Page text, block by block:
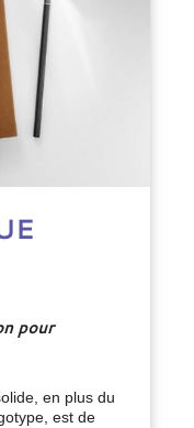
pour
en plus du
est de